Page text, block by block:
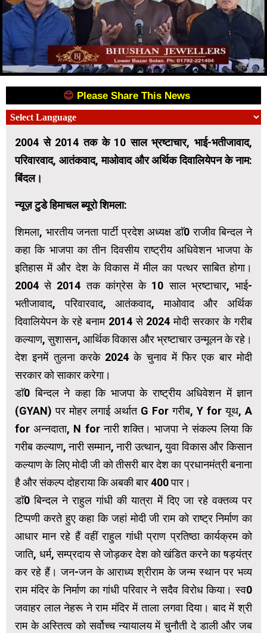
😊 Please Share This News
2004 से 2014 तक के 10 साल भ्रष्टाचार, भाई-भतीजावाद,
परिवारवाद, आतंकवाद, माओवाद और अर्थिक दिवालियेपन के नाम:
बिंदल।
न्यूज़ टुडे हिमाचल ब्यूरो शिमला:
शिमला, भारतीय जनता पार्टी प्रदेश अध्यक्ष डाॅ0 राजीव बिन्दल ने
कहा कि भाजपा का तीन दिवसीय राष्ट्रीय अधिवेशन भाजपा के
इतिहास में और देश के विकास में मील का पत्थर साबित होगा।
2004 से 2014 तक कांग्रेस के 10 साल भ्रष्टाचार, भाई-
भतीजावाद, परिवारवाद, आतंकवाद, माओवाद और अर्थिक
दिवालियेपन के रहे बनाम 2014 से 2024 मोदी सरकार के गरीब
कल्याण, सुशासन, आर्थिक विकास और भ्रष्टाचार उन्मूलन के रहे।
देश इनमें तुलना करके 2024 के चुनाव में फिर एक बार मोदी
सरकार को साकार करेगा।
डाॅ0 बिन्दल ने कहा कि भाजपा के राष्ट्रीय अधिवेशन में ज्ञान
(GYAN) पर मोहर लगाई अर्थात G For गरीब, Y for यूथ, A
for अन्नदाता, N for नारी शक्ति। भाजपा ने संकल्प लिया कि
गरीब कल्याण, नारी सम्मान, नारी उत्थान, युवा विकास और किसान
कल्याण के लिए मोदी जी को तीसरी बार देश का प्रधानमंत्री बनाना
है और संकल्प दोहराया कि अबकी बार 400 पार।
डाॅ0 बिन्दल ने राहुल गांधी की यात्रा में दिए जा रहे वक्तव्य पर
टिप्पणी करते हुए कहा कि जहां मोदी जी राम को राष्ट्र निर्माण का
आधार मान रहे हैं वहीं राहुल गांधी प्राण प्रतिष्ठा कार्यक्रम को
जाति, धर्म, सम्प्रदाय से जोड़कर देश को खंडित करने का षड़यंत्र
कर रहे हैं। जन-जन के आराध्य श्रीराम के जन्म स्थान पर भव्य
राम मंदिर के निर्माण का गांधी परिवार ने सदैव विरोध किया। स्व0
जवाहर लाल नेहरू ने राम मंदिर में ताला लगवा दिया। बाद में श्री
राम के अस्तित्व को सर्वोच्च न्यायालय में चुनौती दे डाली और जब